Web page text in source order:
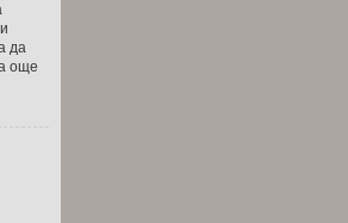
да
още